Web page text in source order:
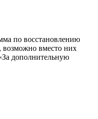
по восстановлению
возможно вместо них
дополнительную